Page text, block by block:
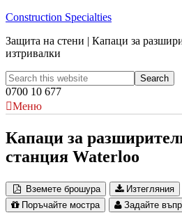
Construction Specialties
Защита на стени | Капаци за
изтривалки
0700 10 677
Меню
Капаци за
станция Waterloo
Вземете брошура Изтегляния
Поръчайте мостра
Задайте